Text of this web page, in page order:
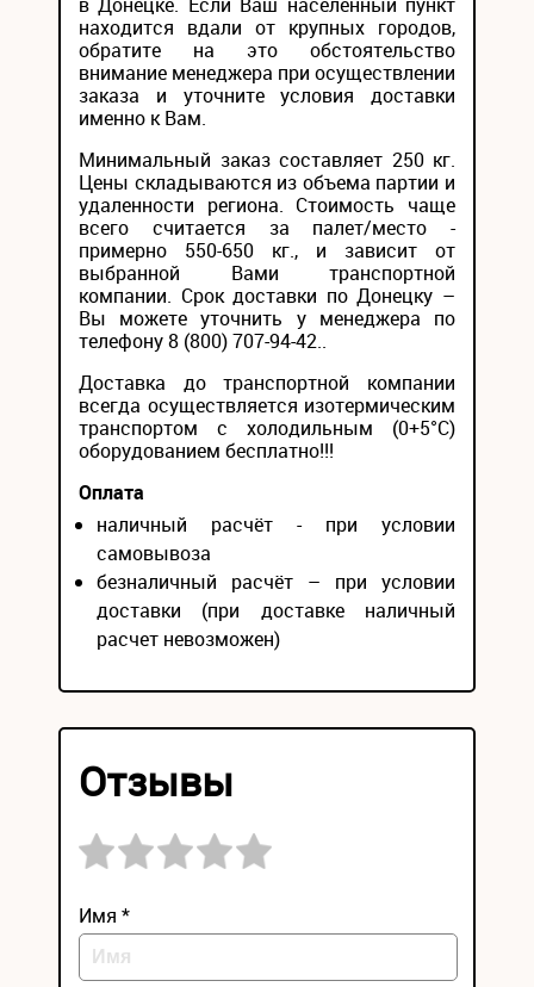
находится вдали от крупных городов,
обратите на это обстоятельство
внимание менеджера при осуществлении
заказа и уточните условия доставки
именно к Вам.
Минимальный заказ составляет 250 кг.
Цены складываются из объема партии и
удаленности региона. Стоимость чаще
всего считается за палет/место -
примерно 550-650 кг., и зависит от
выбранной Вами транспортной
компании. Срок доставки по Донецку –
Вы можете уточнить у менеджера по
телефону 8 (800) 707-94-42..
Доставка до транспортной компании
всегда осуществляется изотермическим
транспортом с холодильным (0+5°С)
оборудованием бесплатно!!!
Оплата
наличный расчёт - при условии
самовывоза
безналичный расчёт – при условии
доставки (при доставке наличный
расчет невозможен)
Отзывы
Имя *